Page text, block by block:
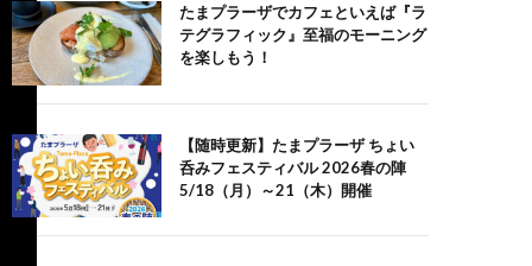
たまプラーザでカフェといえば『ラ
テグラフィック』至福のモーニング
を楽しもう！
【随時更新】たまプラーザ ちょい
呑みフェスティバル 2026春の陣
5/18（月）～21（木）開催